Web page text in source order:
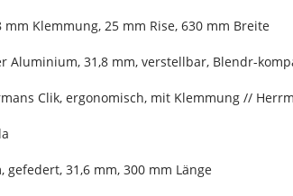
Klemmung, 25 mm Rise, 630 mm Breite
Aluminium, 31,8 mm, verstellbar, Blendr-
Clik, ergonomisch, mit Klemmung //
31,6 mm, 300 mm Länge